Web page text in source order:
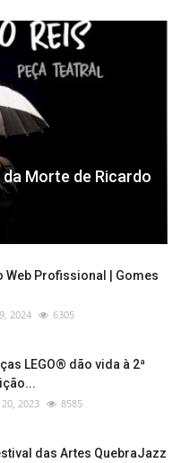
Morte de Ricardo
Web Profissional | Gomes
2024 6305
LEGO® dão vida à 2ª
2023 8585
das Artes QuebraJazz